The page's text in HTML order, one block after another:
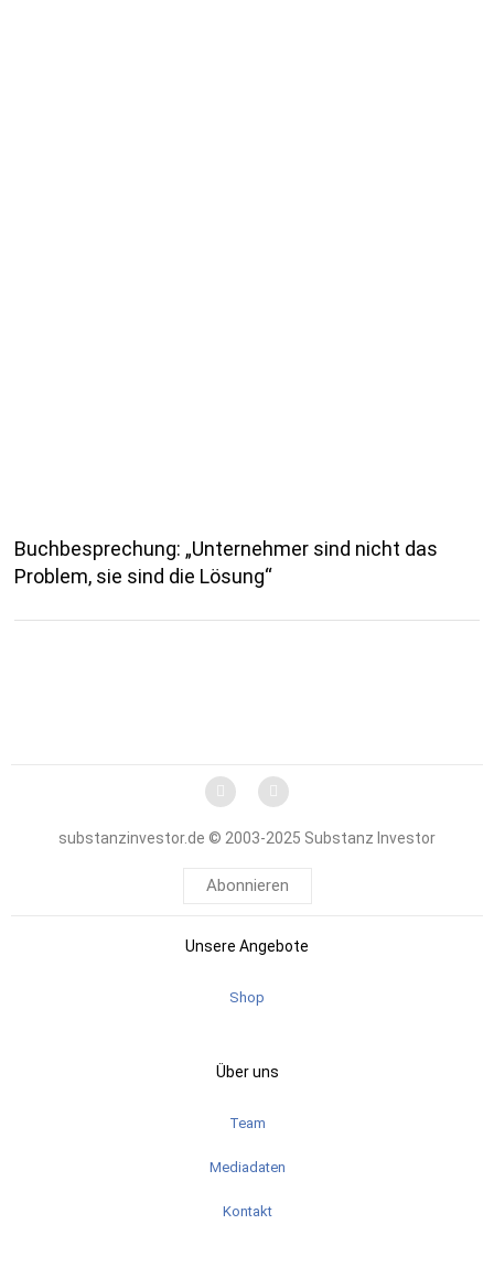
Buchbesprechung: „Unternehmer sind nicht das
Problem, sie sind die Lösung“
substanzinvestor.de © 2003-2025 Substanz Investor
Abonnieren
Unsere Angebote
Shop
Über uns
Team
Mediadaten
Kontakt